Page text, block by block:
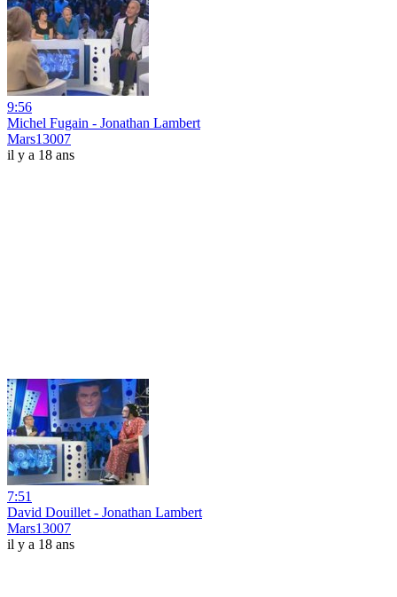
9:56
Michel Fugain - Jonathan Lambert
Mars13007
il y a 18 ans
7:51
David Douillet - Jonathan Lambert
Mars13007
il y a 18 ans